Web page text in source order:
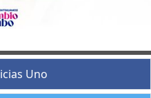
Uno